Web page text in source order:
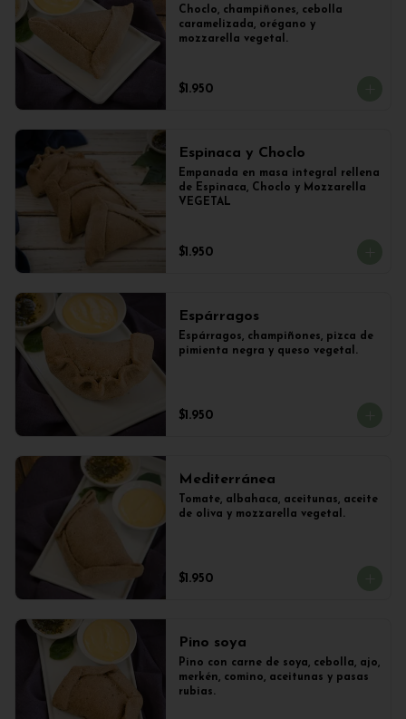
Choclo, champiñones, cebolla
caramelizada, orégano y
mozzarella vegetal.
$1.950
Espinaca y Choclo
Empanada en masa integral rellena
de Espinaca, Choclo y Mozzarella
VEGETAL
$1.950
Espárragos
Espárragos, champiñones, pizca de
pimienta negra y queso vegetal.
$1.950
Mediterránea
Tomate, albahaca, aceitunas, aceite
de oliva y mozzarella vegetal.
$1.950
Pino soya
Pino con carne de soya, cebolla, ajo,
merkén, comino, aceitunas y pasas
rubias.